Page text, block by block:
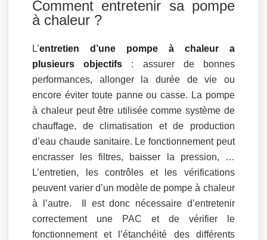
Comment entretenir sa pompe
à chaleur ?
L’entretien d’une pompe à chaleur a
plusieurs objectifs : assurer de bonnes
performances, allonger la durée de vie ou
encore éviter toute panne ou casse. La pompe
à chaleur peut être utilisée comme système de
chauffage, de climatisation et de production
d’eau chaude sanitaire. Le fonctionnement peut
encrasser les filtres, baisser la pression, …
L’entretien, les contrôles et les vérifications
peuvent varier d’un modèle de pompe à chaleur
à l’autre. Il est donc nécessaire d’entretenir
correctement une PAC et de vérifier le
fonctionnement et l’étanchéité des différents